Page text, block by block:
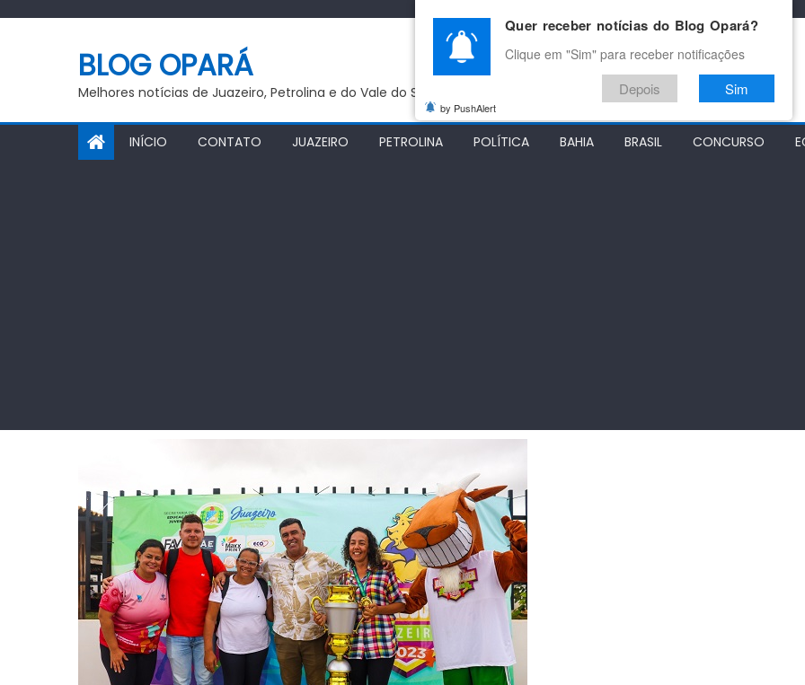
BLOG OPARÁ
Melhores notícias de Juazeiro, Petrolina e do Vale do São Francisco
INÍCIO CONTATO JUAZEIRO PETROLINA POLÍTICA BAHIA BRASIL CONCURSO
Quer receber notícias do Blog Opará?
Clique em "Sim" para receber notificações
Depois Sim
by PushAlert